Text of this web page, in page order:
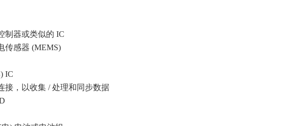
制器或类似的 IC
传感器 (MEMS)
IC
接，以收集 / 处理和同步数据